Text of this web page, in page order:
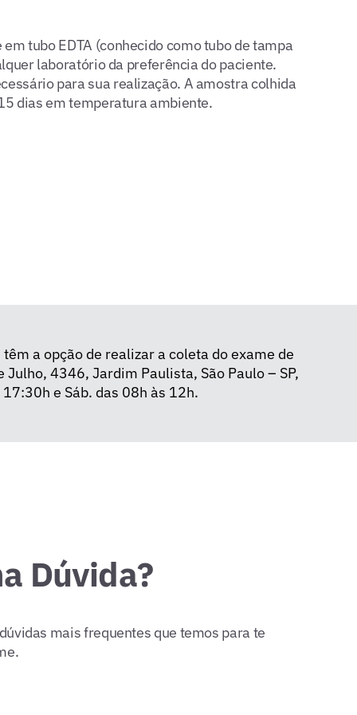
tubo EDTA (conhecido como tubo de tampa
laboratório da preferência do paciente.
para sua realização. A amostra colhida
dias em temperatura ambiente.
a opção de realizar a coleta do exame de
4346, Jardim Paulista, São Paulo – SP,
e Sáb. das 08h às 12h.
Dúvida?
mais frequentes que temos para te